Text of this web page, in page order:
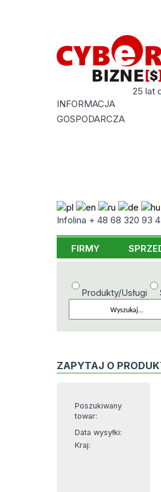
25 lat
INFORMACJA
GOSPODARCZA
Infolina + 48 68 320 93
FIRMY
Produkty/Usługi
ZAPYTAJ O
Poszukiwany
towar:
Data wysyłki:
Kraj: